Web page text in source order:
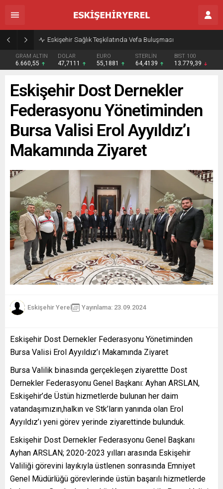
Eskişehir Sağlık Teşkilatında Vefa Buluşması
GRAM ALTIN
6.660,55
DOLAR
47,7111
EURO
55,1881
STERLİN
64,4139
BIST 100
13.779,39
Eskişehir Dost Dernekler
Federasyonu Yönetiminden
Bursa Valisi Erol Ayyıldız’ı
Makamında Ziyaret
Eskişehir Yerel Yayınlama: 23.09.2024
Eskişehir Dost Dernekler Federasyonu Yönetiminden
Bursa Valisi Erol Ayyıldız’ı Makamında Ziyaret
Bursa Valilik binasında gerçekleşen ziyarettte Dost
Dernekler Federasyonu Genel Başkanı: Ayhan ARSLAN,
Eskişehir’de Üstün hizmetlerde bulunan her daim
vatandaşımızın,halkın ve Stk’ların yanında olan Erol
Ayyıldız’ı yeni görev yerinde ziyarettinde bulunduk.
Eskişehir Dost Dernekler Federasyonu Genel Başkanı
Ayhan ARSLAN; 2020-2023 yılları arasında Eskişehir
Valiliği görevini layıkıyla üstlenen sonrasında Emniyet
Genel Müdürlüğü görevlerinde üstün başarılı hizmetlerde